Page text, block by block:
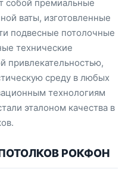
собой премиальные
ваты, изготовленные
подвесные потолочные
технические
привлекательностью,
среду в любых
технологиям
эталоном качества в
РОКФОН